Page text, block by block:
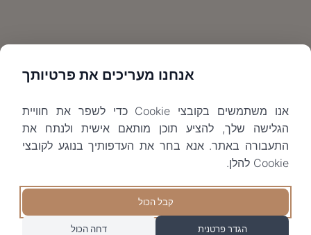
אנחנו מעריכים את פרטיותך
אנו משתמשים בקובצי Cookie כדי לשפר את חוויית
הגלישה שלך, להציע תוכן מותאם אישית ולנתח את
התעבורה באתר. אנא בחר את העדפותיך בנוגע לקובצי
Cookie להלן.
קבל הכול
הגדר פרטנית דחה הכול